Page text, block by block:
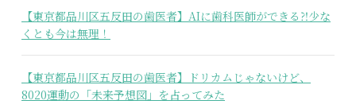
【東京都品川区五反田の歯医者】AIに歯科医師ができる⁈少な
くとも今は無理！
【東京都品川区五反田の歯医者】ドリカムじゃないけど、
8020運動の「未来予想図」を占ってみた